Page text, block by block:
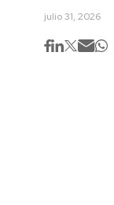
julio 31, 2026